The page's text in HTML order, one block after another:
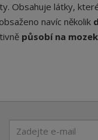
Obsahuje látky,
navíc několik
působí na mozek